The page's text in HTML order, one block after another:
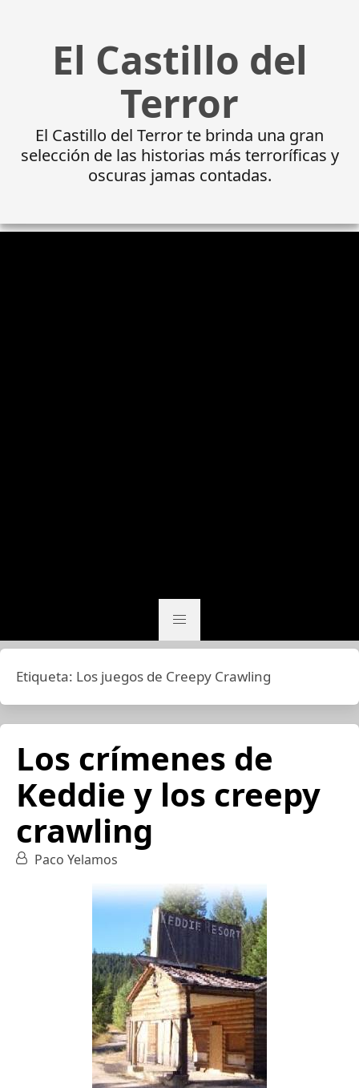
El Castillo del
Terror
El Castillo del Terror te brinda una gran
selección de las historias más terroríficas y
oscuras jamas contadas.
Etiqueta: Los juegos de Creepy Crawling
Los crímenes de
Keddie y los creepy
crawling
Paco Yelamos